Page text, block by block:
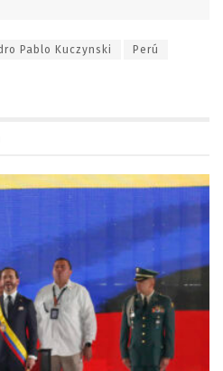
Pablo Kuczynski Perú